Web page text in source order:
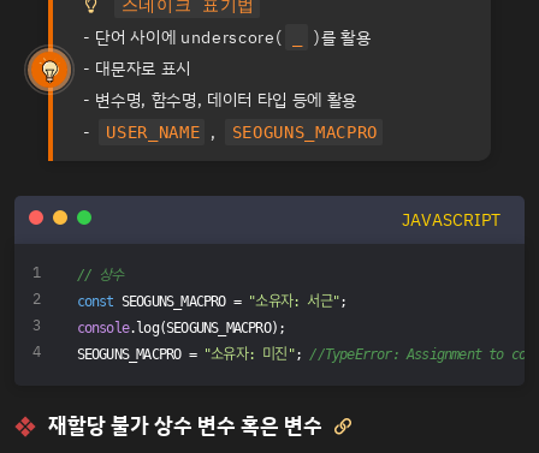
스네이크 표기법
- 단어 사이에 underscore(
)를 활용
- 대문자로 표시
- 변수명, 함수명, 데이터 타입 등에 활용
-
USER_NAME , SEOGUNS_MACPRO
JAVASCRIPT
// 상수
const SEOGUNS_MACPRO = "소유자: 서근";
console.log(SEOGUNS_MACPRO);
SEOGUNS_MACPRO = "소유자: 미진"; //TypeError: Assignment to
재할당 불가 상수 변수 혹은 변수 